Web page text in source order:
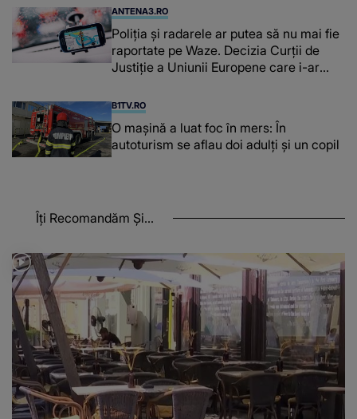
ANTENA3.RO
Poliţia şi radarele ar putea să nu mai fie
raportate pe Waze. Decizia Curţii de
Justiție a Uniunii Europene care i-ar
B1TV.RO
O maşină a luat foc în mers: În
autoturism se aflau doi adulți și un copil
Îți Recomandăm Și...